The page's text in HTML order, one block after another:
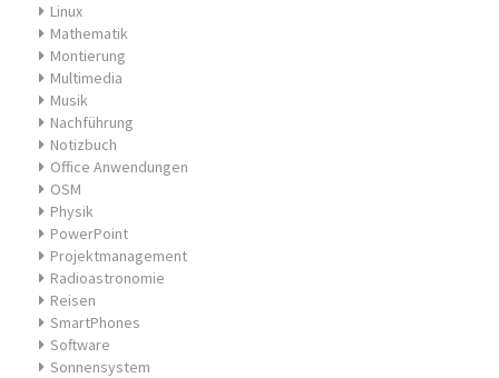
Linux
Mathematik
Montierung
Multimedia
Musik
Nachführung
Notizbuch
Office Anwendungen
OSM
Physik
PowerPoint
Projektmanagement
Radioastronomie
Reisen
SmartPhones
Software
Sonnensystem